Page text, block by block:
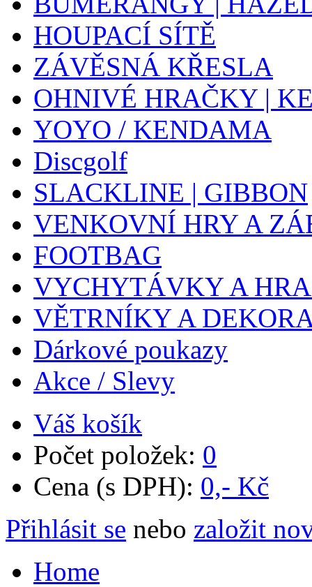
HOUPACÍ SÍTĚ
ZÁVĚSNÁ KŘESLA
OHNIVÉ HRAČKY |
YOYO / KENDAMA
Discgolf
SLACKLINE | GIBBON
VENKOVNÍ HRY A
FOOTBAG
VYCHYTÁVKY A
VĚTRNÍKY A
Dárkové poukazy
Akce / Slevy
Váš košík
Počet položek: 0
Cena (s DPH): 0,- Kč
Přihlásit se nebo založit
Home